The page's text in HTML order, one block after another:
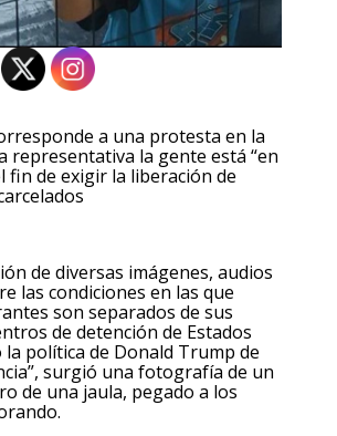
a una protesta en la
representativa la gente está “en
fin de exigir la liberación de
de diversas imágenes, audios
las condiciones en las que
son separados de sus
de detención de Estados
la política de Donald Trump de
surgió una fotografía de un
de una jaula, pegado a los